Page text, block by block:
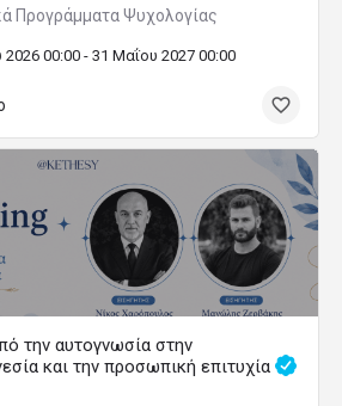
Προγράμματα Ψυχολογίας
00:00 - 31 Μαΐου 2027 00:00
την αυτογνωσία στην
και την προσωπική επιτυχία